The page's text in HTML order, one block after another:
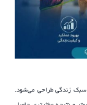
و سبک زندگی طراحی می‌شود.